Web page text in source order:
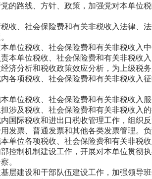
党的路线、方针、政策，加强党对本单位
税收、社会保险费和有关非税收入法律
本单位税收、社会保险费和有关非税收
本单位税收、社会保险费和有关非税收
经济分析和税收政策效应分析，为上级税
内各项税收、社会保险费和有关非税收入
本单位税收、社会保险费和有关非税收
涉及税收、社会保险费和有关非税收入
内国际税收和进出口税收管理工作，组织
用发票、普通发票和其他各类发票管理。
本单位各项税收、社会保险费和有关非税
部控制机制建设工作，开展对本单位贯彻
。
基层建设和干部队伍建设工作，加强领